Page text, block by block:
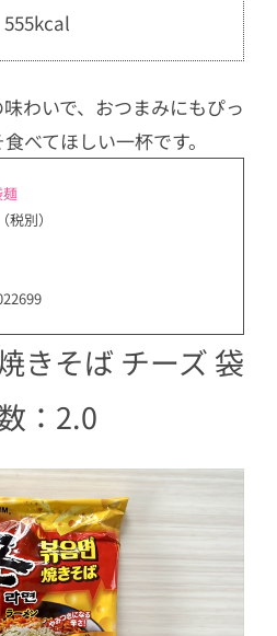
わいで、おつまみにもぴっ
べてほしい一杯です。
別）
きそば チーズ 袋
：2.0